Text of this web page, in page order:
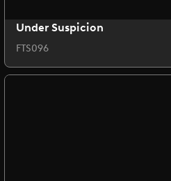
Under Suspicion
FTS096